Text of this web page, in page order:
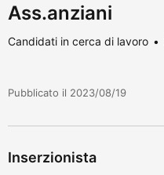
Ass.anziani
Candidati in cerca di lavoro
Pubblicato il 2023/08/19
Inserzionista